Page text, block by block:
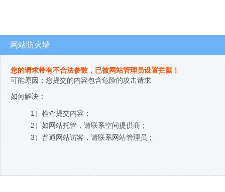
网站防火墙
您的请求带有不合法参数，已被网站管理员设置拦截！
可能原因：您提交的内容包含危险的攻击请求
如何解决：
1）检查提交内容；
2）如网站托管，请联系空间提供商；
3）普通网站访客，请联系网站管理员；